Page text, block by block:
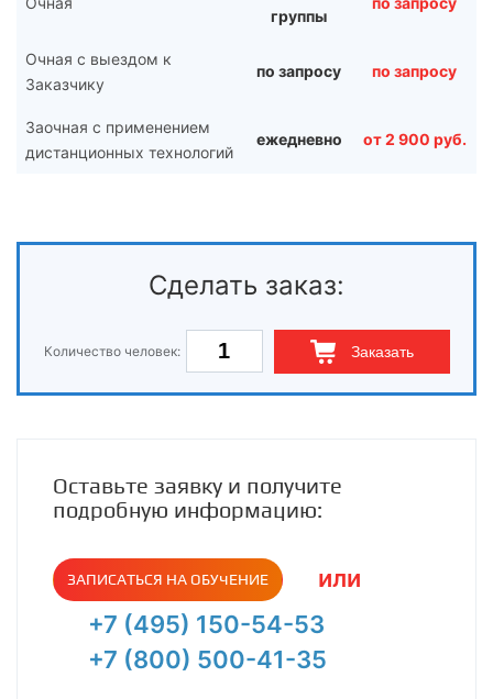
группы
Очная с выездом к
Заказчику
по запросу по запросу
Заочная с применением
дистанционных технологий
ежедневно от 2 900 руб.
Сделать заказ:
Количество человек: Заказать
Оставьте заявку и получите
подробную информацию:
ЗАПИСАТЬСЯ НА ОБУЧЕНИЕ
или
+7 (495) 150-54-53
+7 (800) 500-41-35